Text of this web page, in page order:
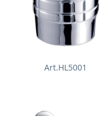
Art.HL5001